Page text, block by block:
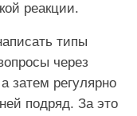
реакции.
типы
через
затем регулярно
подряд. За это